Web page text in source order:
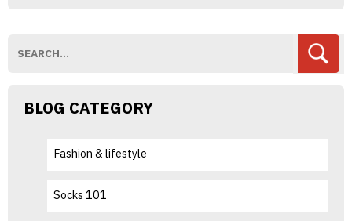
BLOG CATEGORY
Fashion & lifestyle
Socks 101